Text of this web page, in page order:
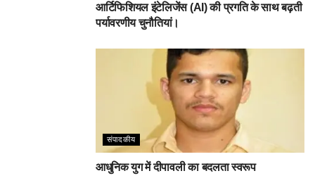
आर्टिफिशियल इंटेलिजेंस (AI) की प्रगति के साथ बढ़ती
पर्यावरणीय चुनौतियां।
संपादकीय
आधुनिक युग में दीपावली का बदलता स्वरूप